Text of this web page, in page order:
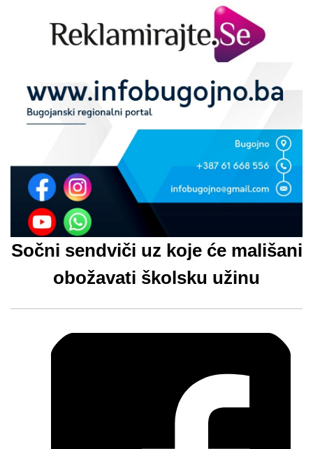
Sočni sendviči uz koje će mališani
obožavati školsku užinu